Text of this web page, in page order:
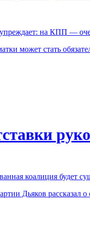
на КПП —
может стать
коалиция будет
Дьяков рассказал